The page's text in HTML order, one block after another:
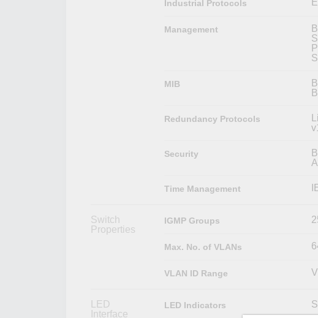
Industrial Protocols
Management
MIB
Redundancy Protocols
Security
Time Management
Switch
Properties
IGMP Groups
Max. No. of VLANs
VLAN ID Range
LED
Interface
LED Indicators